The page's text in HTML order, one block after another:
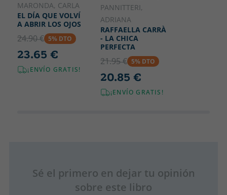
MARONDA, CARLA
EL DÍA QUE VOLVÍ
A ABRIR LOS OJOS
24.90 € 5% DTO
23.65 €
¡ENVÍO GRATIS!
PANNITTERI,
ADRIANA
RAFFAELLA CARRÀ
- LA CHICA
PERFECTA
21.95 € 5% DTO
20.85 €
¡ENVÍO GRATIS!
Sé el primero en dejar tu opinión
sobre este libro